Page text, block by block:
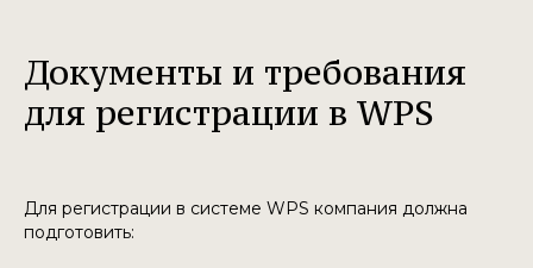
Документы и требования
для регистрации в WPS
Для регистрации в системе WPS компания должна
подготовить: